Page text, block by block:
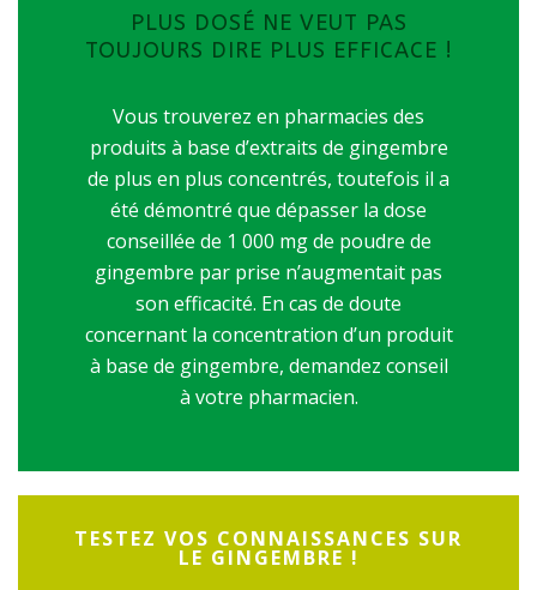
PLUS DOSÉ NE VEUT PAS
TOUJOURS DIRE PLUS EFFICACE !
Vous trouverez en pharmacies des
produits à base d’extraits de gingembre
de plus en plus concentrés, toutefois il a
été démontré que dépasser la dose
conseillée de 1 000 mg de poudre de
gingembre par prise n’augmentait pas
son efficacité. En cas de doute
concernant la concentration d’un produit
à base de gingembre, demandez conseil
à votre pharmacien.
TESTEZ VOS CONNAISSANCES SUR
LE GINGEMBRE !